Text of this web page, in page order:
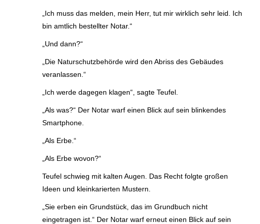
„Ich muss das melden, mein Herr, tut mir wirklich sehr leid. Ich
bin amtlich bestellter Notar.“
„Und dann?“
„Die Naturschutzbehörde wird den Abriss des Gebäudes
veranlassen.“
„Ich werde dagegen klagen“, sagte Teufel.
„Als was?“ Der Notar warf einen Blick auf sein blinkendes
Smartphone.
„Als Erbe.“
„Als Erbe wovon?“
Teufel schwieg mit kalten Augen. Das Recht folgte großen
Ideen und kleinkarierten Mustern.
„Sie erben ein Grundstück, das im Grundbuch nicht
eingetragen ist.“ Der Notar warf erneut einen Blick auf sein